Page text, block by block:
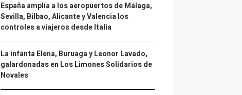
España amplía a los aeropuertos de Málaga,
Sevilla, Bilbao, Alicante y Valencia los
controles a viajeros desde Italia
La infanta Elena, Buruaga y Leonor Lavado,
galardonadas en Los Limones Solidarios de
Novales